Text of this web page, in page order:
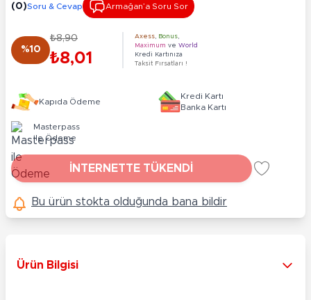
(0)Soru & Cevap Armağan’a Soru Sor
%10
₺8,90
₺8,01
Axess Bonus
Maximum ve World
Kredi Kartınıza
Taksit Fırsatları !
Kapıda Ödeme
Kredi Kartı
Banka Kartı
Masterpass
ile Ödeme
İNTERNETTE TÜKENDİ
Bu ürün stokta olduğunda bana bildir
Ürün Bilgisi